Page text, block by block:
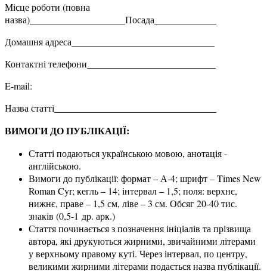
Місце роботи (повна
назва)____________________Посада_____________
Домашня адреса______________________________
Контактні телефони___________________________
E-mail:
Назва статті__________________________________
ВИМОГИ ДО ПУБЛІКАЦІЇ:
Статті подаються українською мовою, анотація -
англійською.
Вимоги до публікації: формат – А-4; шрифт – Times New
Roman Cyr; кегль – 14; інтервал – 1,5; поля: верхнє,
нижнє, праве – 1,5 см, ліве – 3 см. Обсяг 20-40 тис.
знаків (0,5-1 др. арк.)
Стаття починається з позначення ініціалів та прізвища
автора, які друкуються жирними, звичайними літерами
у верхньому правому куті. Через інтервал, по центру,
великими жирними літерами подається назва публікації.